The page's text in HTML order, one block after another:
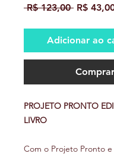
R$ 123,00 Preço
R$
Adicionar ao
Comprar
PROJETO PRONTO
LIVRO
Com o Projeto Pronto